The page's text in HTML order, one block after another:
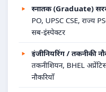
स्नातक (Graduate)
PO, UPSC CSE, राज्य
सब-इंस्पेक्टर
इंजीनियरिंग / तकनीकी
तकनीशियन, BHEL
नौकरियाँ